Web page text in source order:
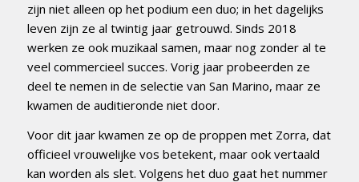
zijn niet alleen op het podium een duo; in het dagelijks
leven zijn ze al twintig jaar getrouwd. Sinds 2018
werken ze ook muzikaal samen, maar nog zonder al te
veel commercieel succes. Vorig jaar probeerden ze
deel te nemen in de selectie van San Marino, maar ze
kwamen de auditieronde niet door.
Voor dit jaar kwamen ze op de proppen met Zorra, dat
officieel vrouwelijke vos betekent, maar ook vertaald
kan worden als slet. Volgens het duo gaat het nummer